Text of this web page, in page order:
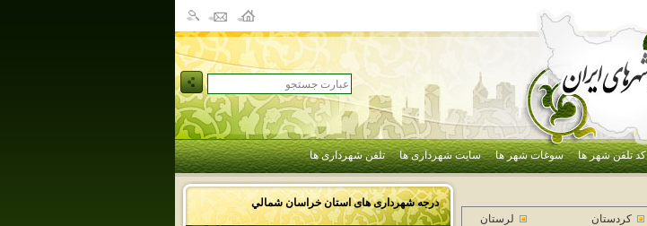
کد تلفن شهر ها سوغات شهر ها سایت شهرداری ها تلفن شهرداری ها
درجه شهرداری های استانخراسان شمالي
كردستان
لرستان